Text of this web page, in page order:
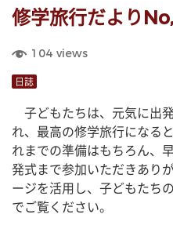
修学旅行だより
104 views
日誌
子どもたちは、元気に出
れ、最高の修学旅行になる
れまでの準備はもちろん、
発式まで参加いただきあり
ージを活用し、子どもたち
でご覧ください。